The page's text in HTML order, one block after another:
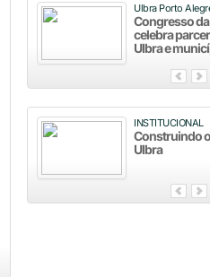
Ulbra Porto
Congresso
celebra
Ulbra e
INSTITUCIONAL
Construindo
Ulbra